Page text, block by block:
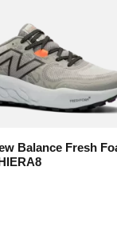
Balance Fresh